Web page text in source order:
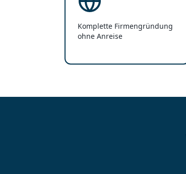
Komplette Firmengründung
ohne Anreise